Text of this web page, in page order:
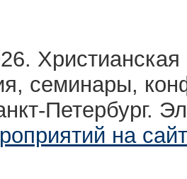
семинары,
Петербург.
на сайт